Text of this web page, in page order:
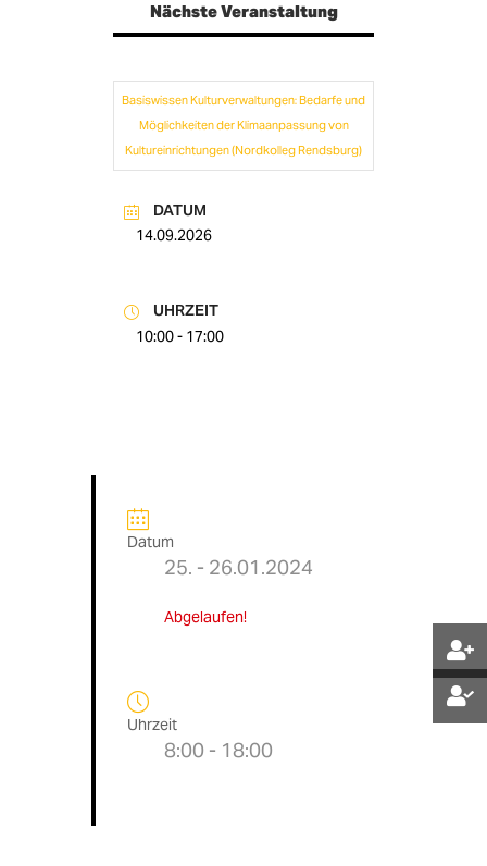
Nächste Veranstaltung
Basiswissen Kulturverwaltungen: Bedarfe und
Möglichkeiten der Klimaanpassung von
Kultureinrichtungen (Nordkolleg Rendsburg)
DATUM
14.09.2026
UHRZEIT
10:00 - 17:00
Datum
25. - 26.01.2024
Abgelaufen!
Uhrzeit
8:00 - 18:00